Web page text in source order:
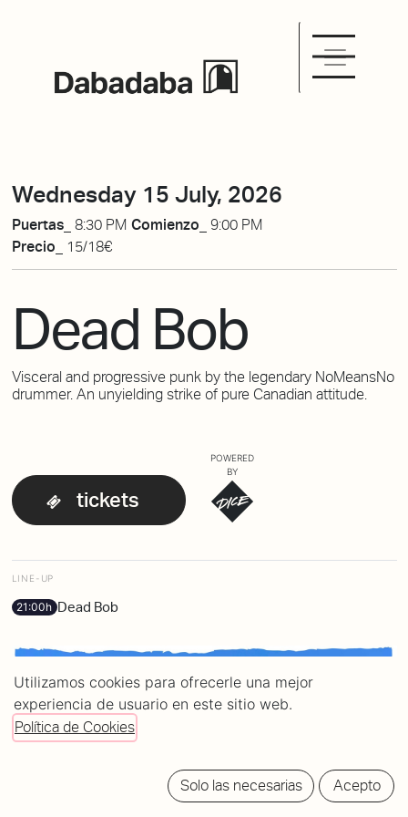
Wednesday 15 July, 2026
Puertas_ 8:30 PM Comienzo_ 9:00 PM
Precio_
15/18€
Dead Bob
Visceral and progressive punk by the legendary NoMeansNo
drummer. An unyielding strike of pure Canadian attitude.
tickets
POWERED
BY
LINE-UP
21:00h Dead Bob
Utilizamos cookies para ofrecerle una mejor
experiencia de usuario en este sitio web.
Política de Cookies
Solo las necesarias Acepto